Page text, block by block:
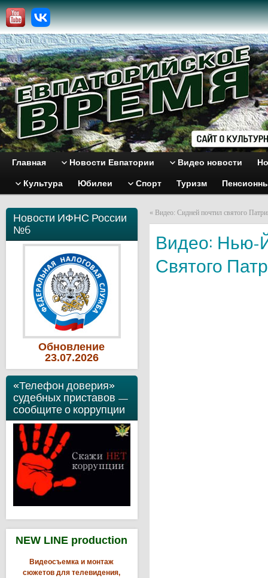
Главная Новости Евпатории Видео новости
Культура Юбилеи Спорт Туризм
Новости ИФНС России
№6
Обновление
23.07.2026
«Телефон доверия»
судебных приставов —
сообщите о коррупции
NEW LINE production
Видеосъемка и монтаж
сюжетов для телевидения,
« Видео: Сидней почтил святого
Видео: Нью-
Святого